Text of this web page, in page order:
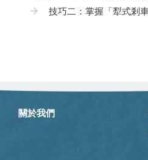
技巧二：掌握「犁式剎車
關於我們